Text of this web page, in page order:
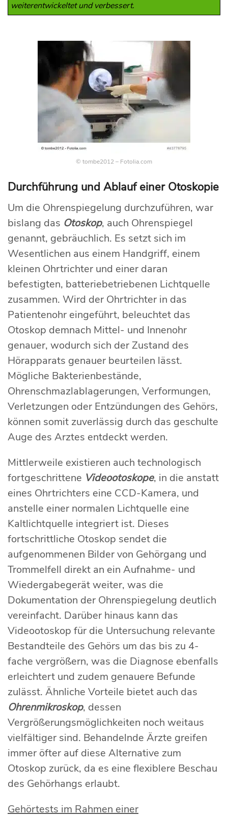
weiterentwickeltet und verbessert.
© tombe2012 – Fotolia.com
Durchführung und Ablauf einer Otoskopie
Um die Ohrenspiegelung durchzuführen, war
bislang das Otoskop, auch Ohrenspiegel
genannt, gebräuchlich. Es setzt sich im
Wesentlichen aus einem Handgriff, einem
kleinen Ohrtrichter und einer daran
befestigten, batteriebetriebenen Lichtquelle
zusammen. Wird der Ohrtrichter in das
Patientenohr eingeführt, beleuchtet das
Otoskop demnach Mittel- und Innenohr
genauer, wodurch sich der Zustand des
Hörapparats genauer beurteilen lässt.
Mögliche Bakterienbestände,
Ohrenschmazlablagerungen, Verformungen,
Verletzungen oder Entzündungen des Gehörs,
können somit zuverlässig durch das geschulte
Auge des Arztes entdeckt werden.
Mittlerweile existieren auch technologisch
fortgeschrittene Videootoskope, in die anstatt
eines Ohrtrichters eine CCD-Kamera, und
anstelle einer normalen Lichtquelle eine
Kaltlichtquelle integriert ist. Dieses
fortschrittliche Otoskop sendet die
aufgenommenen Bilder von Gehörgang und
Trommelfell direkt an ein Aufnahme- und
Wiedergabegerät weiter, was die
Dokumentation der Ohrenspiegelung deutlich
vereinfacht. Darüber hinaus kann das
Videootoskop für die Untersuchung relevante
Bestandteile des Gehörs um das bis zu 4-
fache vergrößern, was die Diagnose ebenfalls
erleichtert und zudem genauere Befunde
zulässt. Ähnliche Vorteile bietet auch das
Ohrenmikroskop, dessen
Vergrößerungsmöglichkeiten noch weitaus
vielfältiger sind. Behandelnde Ärzte greifen
immer öfter auf diese Alternative zum
Otoskop zurück, da es eine flexiblere Beschau
des Gehörhangs erlaubt.
Gehörtests im Rahmen einer